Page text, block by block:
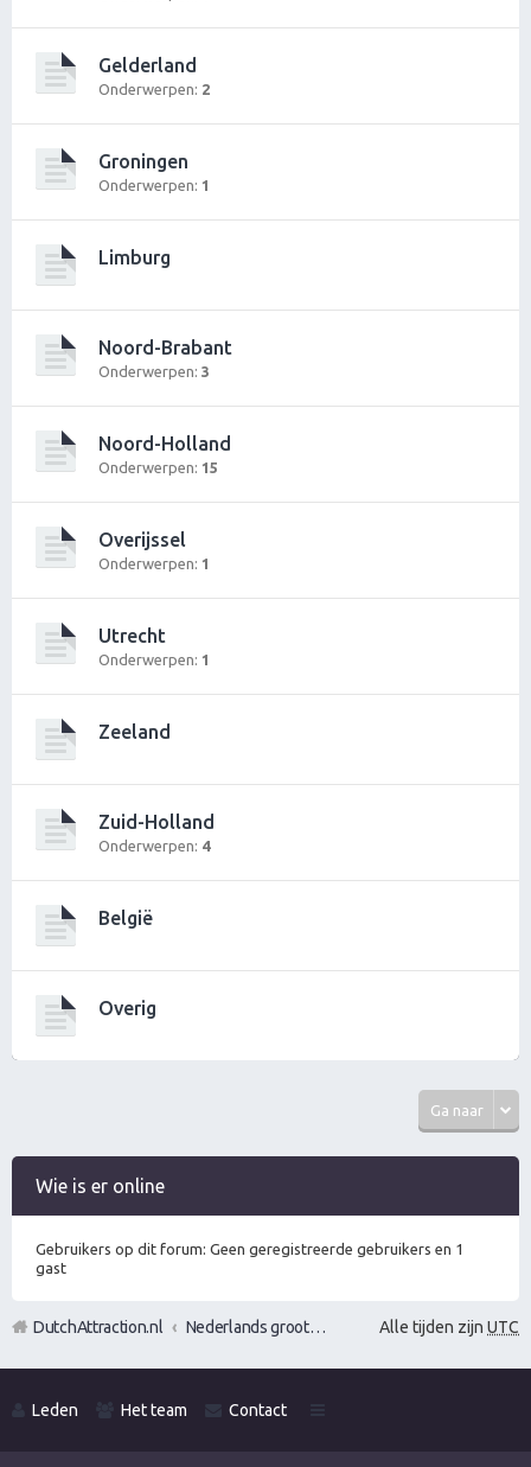
Gelderland
Onderwerpen: 2
Groningen
Onderwerpen: 1
Limburg
Noord-Brabant
Onderwerpen: 3
Noord-Holland
Onderwerpen: 15
Overijssel
Onderwerpen: 1
Utrecht
Onderwerpen: 1
Zeeland
Zuid-Holland
Onderwerpen: 4
België
Overig
Ga naar
Wie is er online
Gebruikers op dit forum: Geen geregistreerde gebruikers en 1
gast
Alle tijden zijn UTC
DutchAttraction.nl Nederlands grootste Dutch Attraction, Lifestyle, Vrouwen versieren en Pick-Up (PUA) Forum
Leden Het team Contact